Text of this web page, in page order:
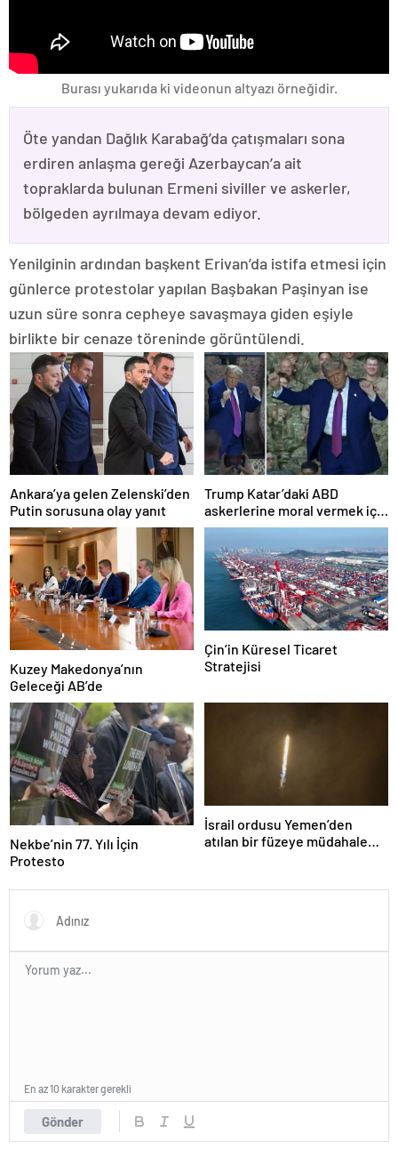
Burası yukarıda ki videonun altyazı örneğidir.
Öte yandan Dağlık Karabağ’da çatışmaları sona
erdiren anlaşma gereği Azerbaycan’a ait
topraklarda bulunan Ermeni siviller ve askerler,
bölgeden ayrılmaya devam ediyor.
Yenilginin ardından başkent Erivan’da istifa etmesi için
günlerce protestolar yapılan Başbakan Paşinyan ise
uzun süre sonra cepheye savaşmaya giden eşiyle
birlikte bir cenaze töreninde görüntülendi.
Ankara’ya gelen Zelenski’den
Putin sorusuna olay yanıt
Trump Katar’daki ABD
askerlerine moral vermek için
dans etti
Kuzey Makedonya’nın
Geleceği AB’de
Çin’in Küresel Ticaret
Stratejisi
Nekbe’nin 77. Yılı İçin
Protesto
İsrail ordusu Yemen’den
atılan bir füzeye müdahale
Gönder
En az 10 karakter gerekli